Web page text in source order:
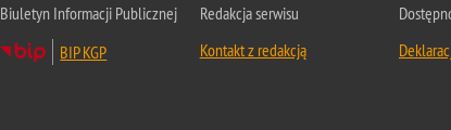
Biuletyn Informacji Publicznej
BIP KGP
Redakcja serwisu
Kontakt z redakcją